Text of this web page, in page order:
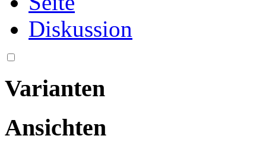
Diskussion
Varianten
Ansichten